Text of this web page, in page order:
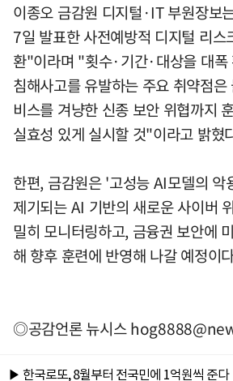
이종오 금감원 디지털·IT 부원장보
7일 발표한 사전예방적 디지털 리스
환"이라며 "횟수·기간·대상을 대폭
침해사고를 유발하는 주요 취약점
비스를 겨냥한 신종 보안 위협까지
실효성 있게 실시할 것"이라고 밝혔
한편, 금감원은 '고성능 AI모델의 악
제기되는 AI 기반의 새로운 사이버
밀히 모니터링하고, 금융권 보안에
해 향후 훈련에 반영해 나갈 예정이
◎공감언론 뉴시스